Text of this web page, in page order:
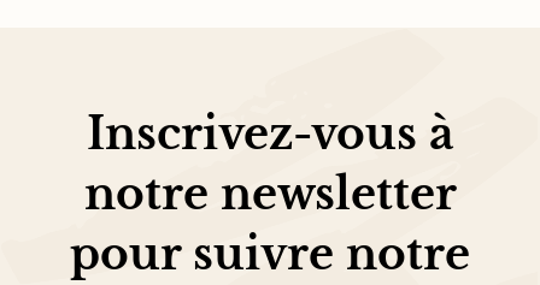
Inscrivez-vous à
notre newsletter
pour suivre notre